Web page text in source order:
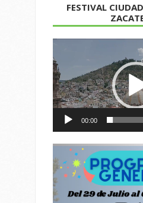
FESTIVAL
de
vídeo
00:00